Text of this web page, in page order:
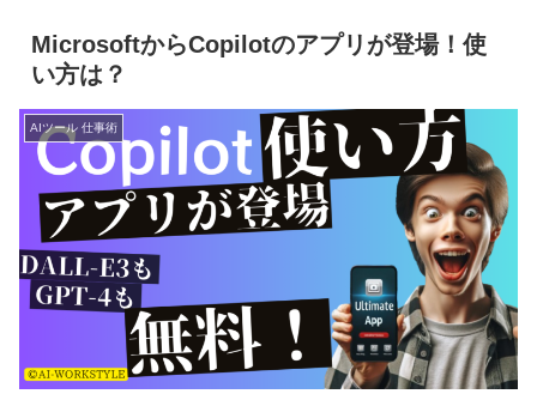
MicrosoftからCopilotのアプリが登場！使
い方は？
AIツール 仕事術